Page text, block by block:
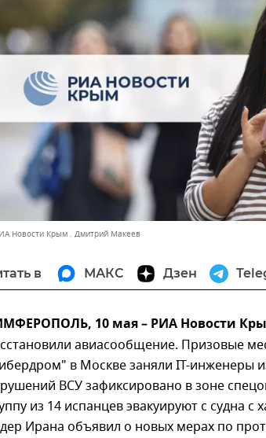
Новости Крым . Дмитрий Макеев
в МАКС Дзен
10 мая – РИА Новости
авиасообщение. Призовые
в Москве заняли IT-инженеры
ВСУ зафиксировано в зоне
из 14 испанцев эвакуируют с судна
Ирана объявил о новых мерах по